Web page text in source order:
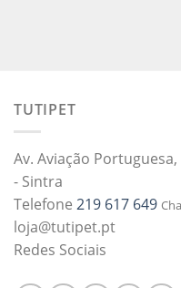
TUTIPET
Av. Aviação
- Sintra
Telefone 219 617 649
loja@tutipet.pt
Redes Sociais